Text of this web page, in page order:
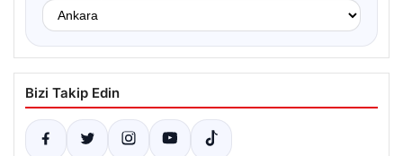
Bizi Takip Edin